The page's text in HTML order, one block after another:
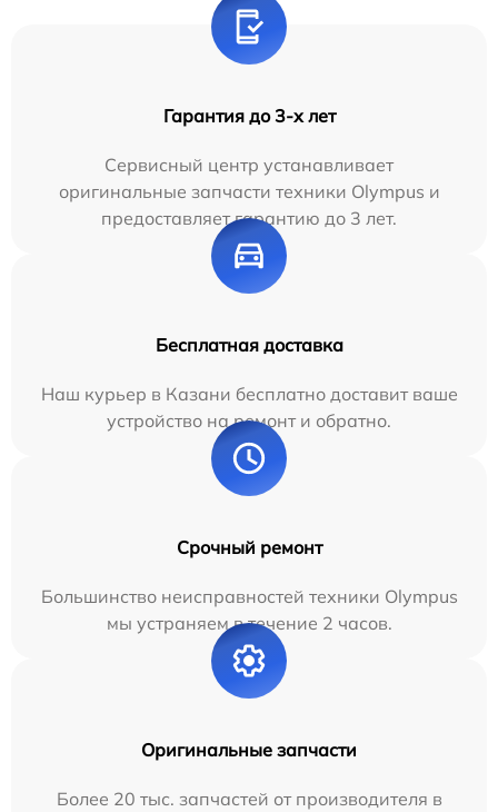
Гарантия до 3-х лет
Сервисный центр устанавливает
оригинальные запчасти техники Olympus и
предоставляет гарантию до 3 лет.
Бесплатная доставка
Наш курьер в Казани бесплатно доставит ваше
устройство на ремонт и обратно.
Срочный ремонт
Большинство неисправностей техники Olympus
мы устраняем в течение 2 часов.
Оригинальные запчасти
Более 20 тыс. запчастей от производителя в